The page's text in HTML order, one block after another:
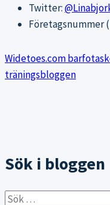
Twitter:
Företagsnummer
Widetoes.com
träningsbloggen
Sök i bloggen
Sök